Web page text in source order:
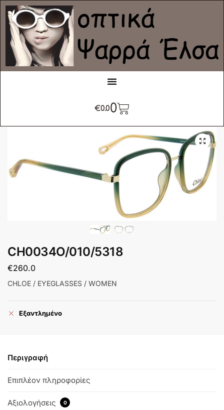
€0.00
CH0034O/010/5318
€260.0
CHLOE / EYEGLASSES / WOMEN
Εξαντλημένο
Περιγραφή
Επιπλέον πληροφορίες
Αξιολογήσεις 0